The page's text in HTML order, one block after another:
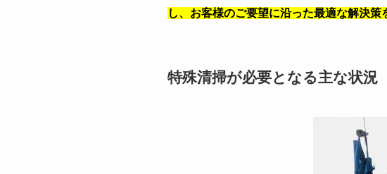
し、お客様のご要望に沿った最適な解決策
特殊清掃が必要となる主な状況